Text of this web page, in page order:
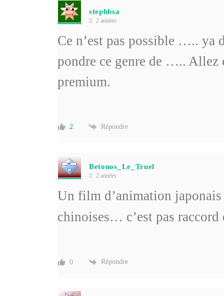
stephbsa
2 années
Ce n’est pas possible ….. ya
pondre ce genre de …..
premium.
2 Répondre
Betonos_Le_Truel
2 années
Un film d’animation
chinoises… c’est pas
0 Répondre